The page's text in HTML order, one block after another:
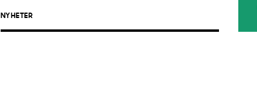
NYHETER